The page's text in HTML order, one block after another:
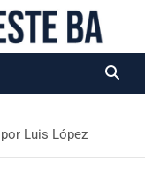
Luis López